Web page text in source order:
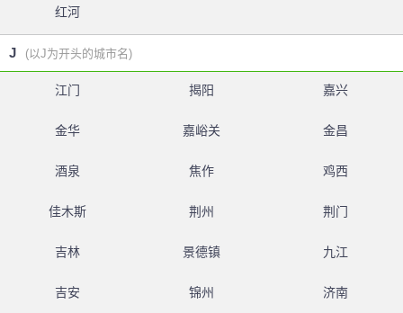
红河
J (以J为开头的城市名)
江门 揭阳 嘉兴
金华 嘉峪关 金昌
酒泉 焦作 鸡西
佳木斯 荆州 荆门
吉林 景德镇 九江
吉安 锦州 济南